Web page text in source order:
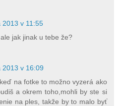
2013 v 11:55
jak jinak u tebe že?
2013 v 16:09
na fotke to možno vyzerá ako
a okrem toho,mohli by ste si
na ples, takže by to malo byť